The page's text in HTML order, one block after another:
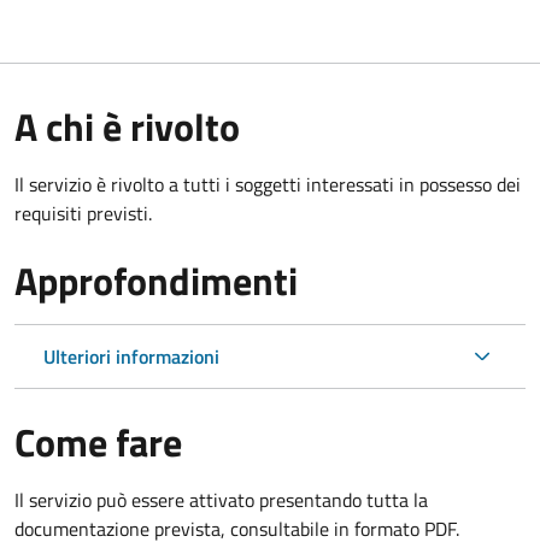
A chi è rivolto
Il servizio è rivolto a tutti i soggetti interessati in possesso dei
requisiti previsti.
Approfondimenti
Ulteriori informazioni
Come fare
Il servizio può essere attivato presentando tutta la
documentazione prevista, consultabile in formato PDF.